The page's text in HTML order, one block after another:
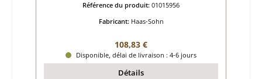
Référence du produit: 01015956
Fabricant: Haas-Sohn
Prix régulier :
108,83 €
Disponible, délai de livraison : 4-6 jours
Détails